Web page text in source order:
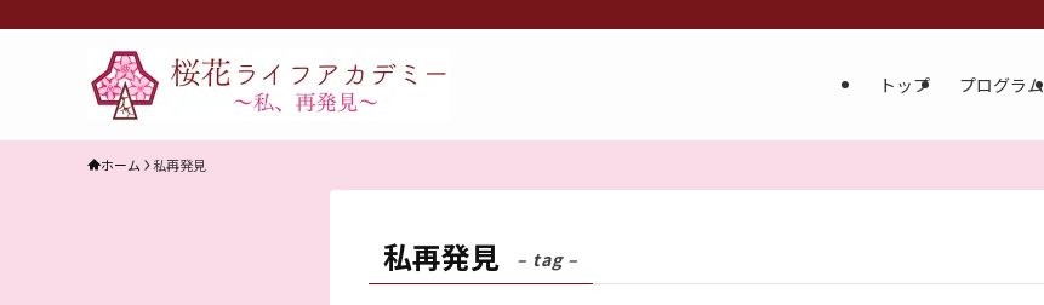
トップ プログラム
ホーム 私再発見
私再発見 – tag –